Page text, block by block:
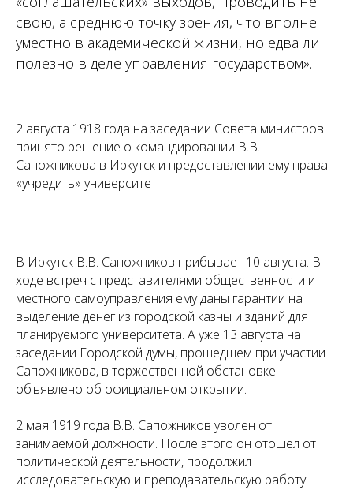
свою, а среднюю точку зрения, что вполне
уместно в академической жизни, но едва ли
полезно в деле управления государством».
2 августа 1918 года на заседании Совета министров
принято решение о командировании В.В.
Сапожникова в Иркутск и предоставлении ему права
«учредить» университет.
В Иркутск В.В. Сапожников прибывает 10 августа. В
ходе встреч с представителями общественности и
местного самоуправления ему даны гарантии на
выделение денег из городской казны и зданий для
планируемого университета. А уже 13 августа на
заседании Городской думы, прошедшем при участии
Сапожникова, в торжественной обстановке
объявлено об официальном открытии.
2 мая 1919 года В.В. Сапожников уволен от
занимаемой должности. После этого он отошел от
политической деятельности, продолжил
исследовательскую и преподавательскую работу.